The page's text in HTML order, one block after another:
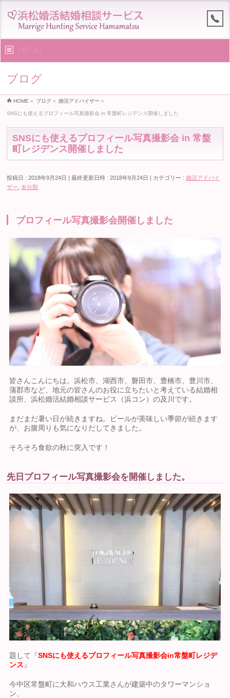
MENU
ブログ
HOME » ブログ » 婚活アドバイザー »
SNSにも使えるプロフィール写真撮影会 in 常盤町レジデンス開催しました
SNSにも使えるプロフィール写真撮影会 in 常盤
町レジデンス開催しました
投稿日 : 2018年9月24日 最終更新日時 : 2018年9月24日 カテゴリー : 婚活アドバイ
ザー
未分類
プロフィール写真撮影会開催しました
皆さんこんにちは。浜松市、湖西市、磐田市、豊橋市、豊川市、
蒲郡市など、地元の皆さんのお役に立ちたいと考えている結婚相
談所、浜松婚活結婚相談サービス（浜コン）の及川です。
まだまだ暑い日が続きますね。ビールが美味しい季節が続きます
が、お腹周りも気になりだしてきました。
そろそろ食欲の秋に突入です！
先日プロフィール写真撮影会を開催しました。
題して『SNSにも使えるプロフィール写真撮影会in常盤町レジデ
ンス 』
今中区常盤町に大和ハウス工業さんが建築中のタワーマンショ
ン、